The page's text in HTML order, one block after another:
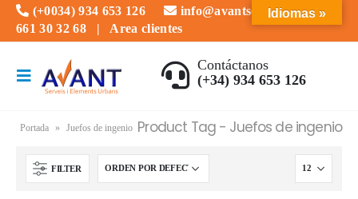
(+0034) 934 653 126
info@avantserveis.com
661 30 32 68 | Area clientes
Contáctanos
(+34) 934 653 126
Product Tag - Juefos de ingenio
Portada » Juefos de ingenio
FILTER
Idiomas »